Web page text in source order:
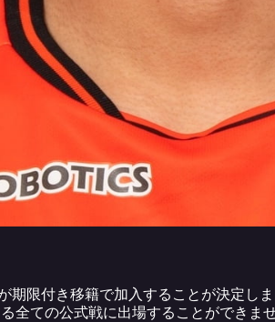
期限付き移籍で加入することが決定し
全ての公式戦に出場することができませ